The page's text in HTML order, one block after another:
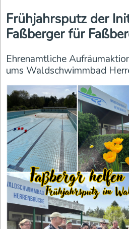
Frühjahrsputz der
Faßberger für
Ehrenamtliche
ums Waldschwimmbad